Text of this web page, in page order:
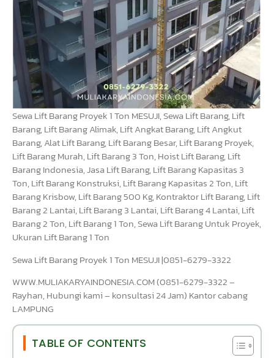
Sewa Lift Barang Proyek 1 Ton MESUJI, Sewa Lift Barang, Lift
Barang, Lift Barang Alimak, Lift Angkat Barang, Lift Angkut
Barang, Alat Lift Barang, Lift Barang Besar, Lift Barang Proyek,
Lift Barang Murah, Lift Barang 3 Ton, Hoist Lift Barang, Lift
Barang Indonesia, Jasa Lift Barang, Lift Barang Kapasitas 3
Ton, Lift Barang Konstruksi, Lift Barang Kapasitas 2 Ton, Lift
Barang Krisbow, Lift Barang 500 Kg, Kontraktor Lift Barang, Lift
Barang 2 Lantai, Lift Barang 3 Lantai, Lift Barang 4 Lantai, Lift
Barang 2 Ton, Lift Barang 1 Ton, Sewa Lift Barang Untuk Proyek,
Ukuran Lift Barang 1 Ton
Sewa Lift Barang Proyek 1 Ton MESUJI |0851-6279-3322
WWW.MULIAKARYAINDONESIA.COM (0851-6279-3322 –
Rayhan, Hubungi kami – konsultasi 24 Jam) Kantor cabang
LAMPUNG
TABLE OF CONTENTS